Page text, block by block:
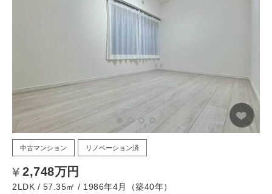
中古マンション リノベーション済
2,748万円
2LDK / 57.35㎡ / 1986年4月（築40年）